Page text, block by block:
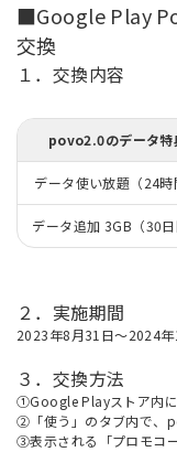
■Google Play
交換
１．交換内容
povo2.0のデータ特
データ使い放題（24時
データ追加 3GB（30日
２．実施期間
2023年8月31日～2024年
３．交換方法
①Google Playストア内
②「使う」のタブ内で、
③表示される「プロモコ